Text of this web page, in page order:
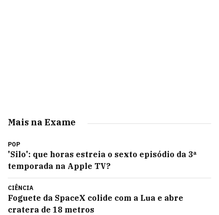
Mais na Exame
POP
'Silo': que horas estreia o sexto episódio da 3ª
temporada na Apple TV?
CIÊNCIA
Foguete da SpaceX colide com a Lua e abre
cratera de 18 metros